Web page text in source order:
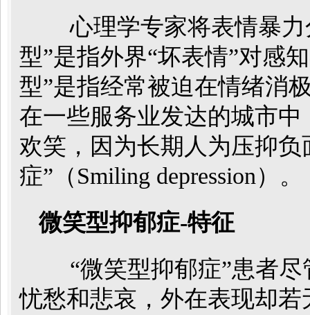
心理学专家将表情暴力
型”是指外界“坏表情”对感
型”是指经常被迫在情绪消
在一些服务业发达的城市
欢笑，因为长期人为压抑
症”（Smiling depression）。
微笑型抑郁症-特征
“微笑型抑郁症”患者尽
忧愁和悲哀，外在表现却若